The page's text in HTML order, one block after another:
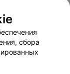
оплаты
сбора